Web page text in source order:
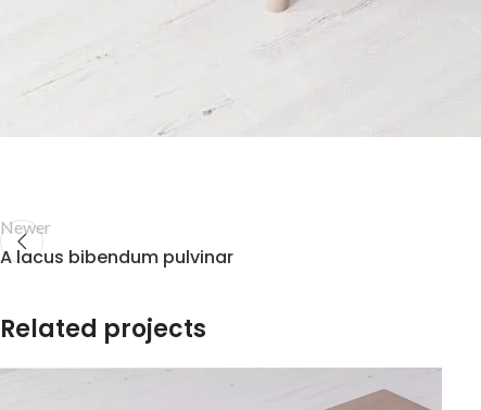
Newer
A lacus bibendum pulvinar
Related projects